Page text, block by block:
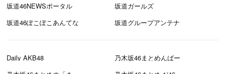
坂道46NEWSポータル
坂道ガールズ
坂道46ぽこぽこあんてな
坂道グループアンテナ
Daily AKB48
乃木坂46まとめんばー